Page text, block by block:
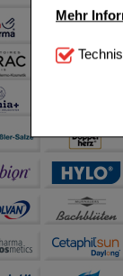
Mehr
Technisch
notwendig
Inhalte
Statistik &
sammeln,
auch die